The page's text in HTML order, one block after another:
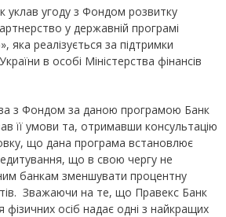
уклав угоду з Фондом розвитку
у державній програмі
яка реалізується за підтримки
в особі Міністерства фінансів
з Фондом за даною програмою Банк
її умови та, отримавши консультацію
що дана програма встановлює
що в свою чергу не
банкам зменшувати процентну
Зважаючи на те, що Правекс Банк
фізичних осіб надає одні з найкращих